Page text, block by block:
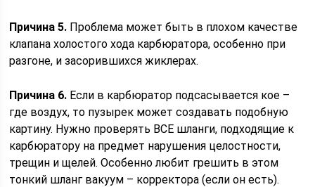
Причина 5. Проблема может быть в плохом качестве
клапана холостого хода карбюратора, особенно при
разгоне, и засорившихся жиклерах.
Причина 6. Если в карбюратор подсасывается кое –
где воздух, то пузырек может создавать подобную
картину. Нужно проверять ВСЕ шланги, подходящие к
карбюратору на предмет нарушения целостности,
трещин и щелей. Особенно любит грешить в этом
тонкий шланг вакуум – корректора (если он есть).